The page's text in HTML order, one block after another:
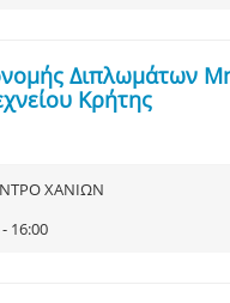
Διπλωμάτων
Κρήτης
ΧΑΝΙΩΝ
16:00